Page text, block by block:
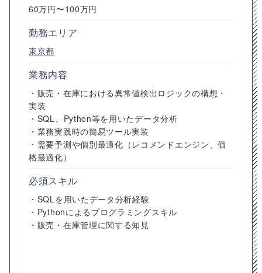
60万円〜100万円
勤務エリア
東京都
業務内容
・販売・在庫における異常値検出ロジックの構想・
実装
・SQL、Python等を用いたデータ分析
・業務実践時の簡易ツール実装
・需要予測や個別最適化（レコメンドエンジン、価
格最適化）
必須スキル
・SQLを用いたデータ分析経験
・Pythonによるプログラミングスキル
・販売・在庫管理に関する知見